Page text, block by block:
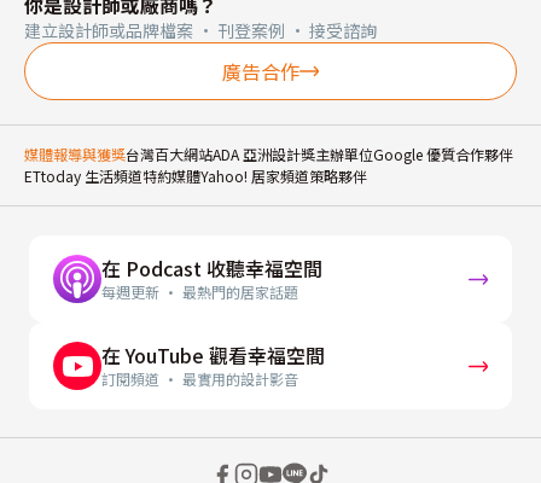
建立設計師或品牌檔案 · 刊登案例 · 接受諮詢
廣告合作
媒體報導與獲獎台灣百大網站ADA 亞洲設計獎主辦單位Google 優質合作夥伴
ETtoday 生活頻道特約媒體Yahoo! 居家頻道策略夥伴
在 Podcast 收聽幸福空間
每週更新 · 最熱門的居家話題
在 YouTube 觀看幸福空間
訂閱頻道 · 最實用的設計影音